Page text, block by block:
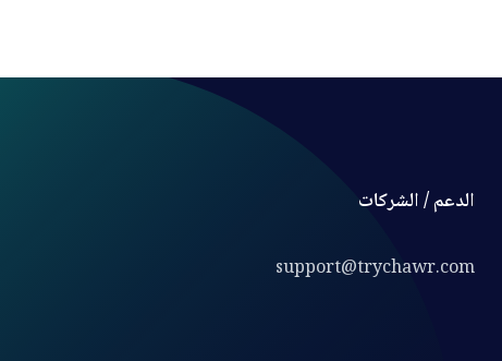
الدعم / الشركات
support@trychawr.com